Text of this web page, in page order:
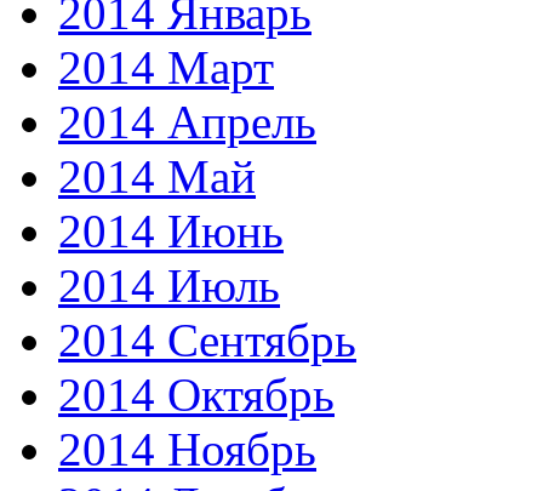
2014 Январь
2014 Март
2014 Апрель
2014 Май
2014 Июнь
2014 Июль
2014 Сентябрь
2014 Октябрь
2014 Ноябрь